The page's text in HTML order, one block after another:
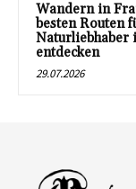
Wandern in
besten Routen
Naturliebhaber
entdecken
29.07.2026